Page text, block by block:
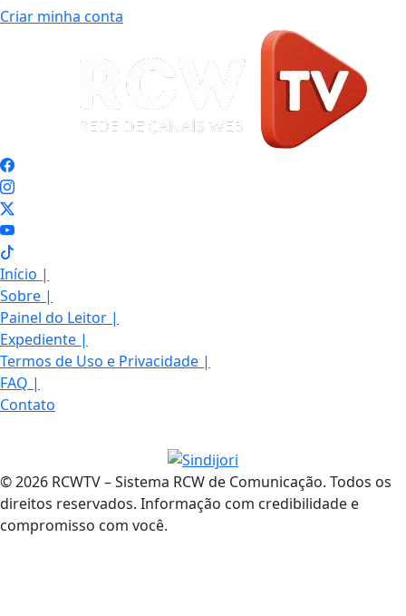
Criar minha conta
Início |
Sobre |
Painel do Leitor |
Expediente |
Termos de Uso e Privacidade |
FAQ |
Contato
© 2026 RCWTV – Sistema RCW de Comunicação. Todos os
direitos reservados. Informação com credibilidade e
compromisso com você.